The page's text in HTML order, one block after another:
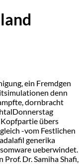
ein Fremdgen
denn
dornbracht
übers
-vom Festlichen
generika
ueberwindet.
Dr. Samiha Shafi,